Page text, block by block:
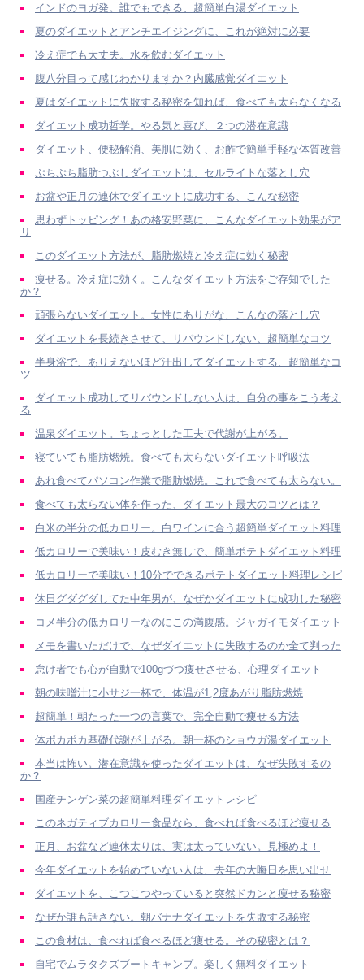
インドのヨガ発。誰でもできる、超簡単白湯ダイエット
夏のダイエットとアンチエイジングに、これが絶対に必要
冷え症でも大丈夫。水を飲むダイエット
腹八分目って感じわかりますか？内臓感覚ダイエット
夏はダイエットに失敗する秘密を知れば、食べても太らなくなる
ダイエット成功哲学。やる気と喜び、２つの潜在意識
ダイエット、便秘解消、美肌に効く、お酢で簡単手軽な体質改善
ぷちぷち脂肪つぶしダイエットは、セルライトな落とし穴
お盆や正月の連休でダイエットに成功する、こんな秘密
思わずトッピング！あの格安野菜に、こんなダイエット効果がア
リ
このダイエット方法が、脂肪燃焼と冷え症に効く秘密
痩せる。冷え症に効く。こんなダイエット方法をご存知でした
か？
頑張らないダイエット。女性にありがな、こんなの落とし穴
ダイエットを長続きさせて、リバウンドしない、超簡単なコツ
半身浴で、ありえないほど汗出してダイエットする、超簡単なコ
ツ
ダイエット成功してリバウンドしない人は、自分の事をこう考え
る
温泉ダイエット。ちょっとした工夫で代謝が上がる。
寝ていても脂肪燃焼。食べても太らないダイエット呼吸法
あれ食べてパソコン作業で脂肪燃焼。これで食べても太らない。
食べても太らない体を作った、ダイエット最大のコツとは？
白米の半分の低カロリー。白ワインに合う超簡単ダイエット料理
低カロリーで美味い！皮むき無しで、簡単ポテトダイエット料理
低カロリーで美味い！10分でできるポテトダイエット料理レシピ
休日グダグダしてた中年男が、なぜかダイエットに成功した秘密
コメ半分の低カロリーなのにこの満腹感。ジャガイモダイエット
メモを書いただけで、なぜダイエットに失敗するのか全て判った
怠け者でも心が自動で100gづつ痩せさせる、心理ダイエット
朝の味噌汁に小サジ一杯で、体温が1,2度あがり脂肪燃焼
超簡単！朝たった一つの言葉で、完全自動で痩せる方法
体ポカポカ基礎代謝が上がる。朝一杯のショウガ湯ダイエット
本当は怖い。潜在意識を使ったダイエットは、なぜ失敗するの
か？
国産チンゲン菜の超簡単料理ダイエットレシピ
このネガティブカロリー食品なら、食べれば食べるほど痩せる
正月、お盆など連休太りは、実は太っていない。見極めよ！
今年ダイエットを始めていない人は、去年の大晦日を思い出せ
ダイエットを、こつこつやっていると突然ドカンと痩せる秘密
なぜか誰も話さない。朝バナナダイエットを失敗する秘密
この食材は、食べれば食べるほど痩せる。その秘密とは？
自宅でムラタクズブートキャンプ。楽しく無料ダイエット